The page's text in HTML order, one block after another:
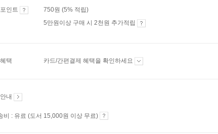
인트
750원 (5% 적립)
5만원이상 구매 시 2천원 추가적립
택 카드/간편결제 혜택을 확인하세요
내
비 : 유료 (도서 15,000원 이상 무료)